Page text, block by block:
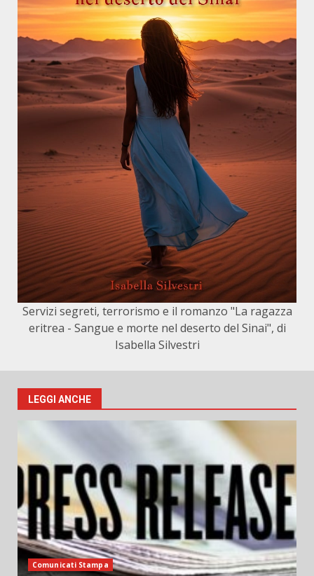
Servizi segreti, terrorismo e il romanzo "La ragazza
eritrea - Sangue e morte nel deserto del Sinai", di
Isabella Silvestri
LEGGI ANCHE
Comunicati Stampa